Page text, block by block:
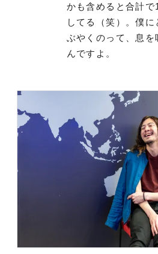
かも含めると合計
してる（笑）。僕
ぶやくのって、息
んですよ。